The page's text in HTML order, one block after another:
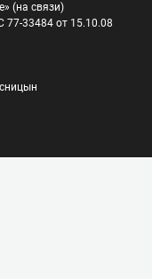
(на связи)
33484 от 15.10.08